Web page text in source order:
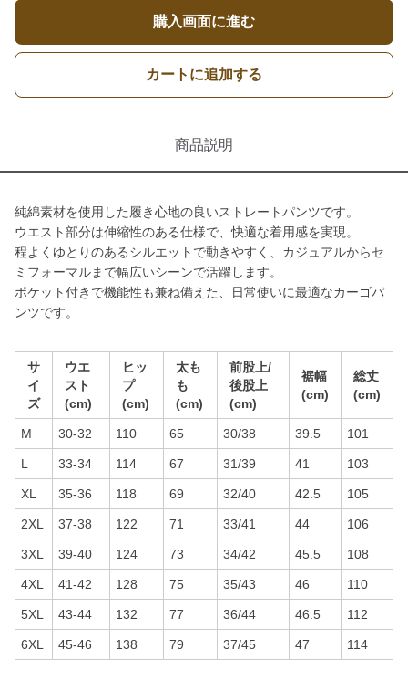
購入画面に進む
カートに追加する
商品説明
純綿素材を使用した履き心地の良いストレートパンツです。
ウエスト部分は伸縮性のある仕様で、快適な着用感を実現。
程よくゆとりのあるシルエットで動きやすく、カジュアルからセ
ミフォーマルまで幅広いシーンで活躍します。
ポケット付きで機能性も兼ね備えた、日常使いに最適なカーゴパ
ンツです。
サ
イ
ズ
ウエ
スト
(cm)
ヒッ
プ
(cm)
太も
も
(cm)
前股上/
後股上
(cm)
裾幅
(cm)
総丈
(cm)
M 30-32 110 65 30/38 39.5 101
L 33-34 114 67 31/39 41 103
XL 35-36 118 69 32/40 42.5 105
2XL 37-38 122 71 33/41 44 106
3XL 39-40 124 73 34/42 45.5 108
4XL 41-42 128 75 35/43 46 110
5XL 43-44 132 77 36/44 46.5 112
6XL 45-46 138 79 37/45 47 114